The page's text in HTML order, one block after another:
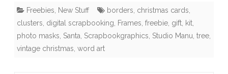
Freebies, New Stuff borders, christmas cards,
clusters, digital scrapbooking, Frames, freebie, gift, kit,
photo masks, Santa, Scrapbookgraphics, Studio Manu, tree,
vintage christmas, word art